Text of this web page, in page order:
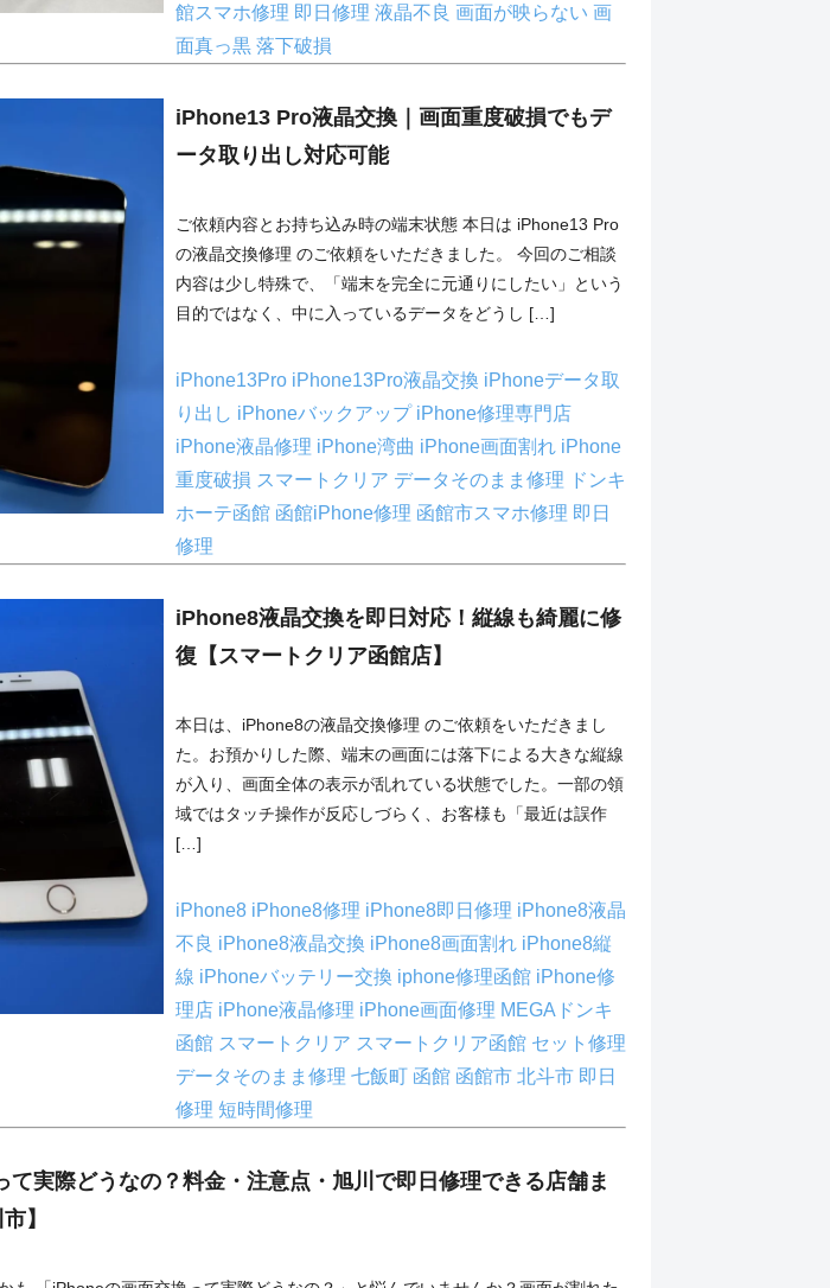
館スマホ修理 即日修理 液晶不良 画面が映らない 画
面真っ黒 落下破損
iPhone13 Pro液晶交換｜画面重度破損でもデ
ータ取り出し対応可能
ご依頼内容とお持ち込み時の端末状態 本日は iPhone13 Pro
の液晶交換修理 のご依頼をいただきました。 今回のご相談
内容は少し特殊で、「端末を完全に元通りにしたい」という
目的ではなく、中に入っているデータをどうし […]
iPhone13Pro iPhone13Pro液晶交換 iPhoneデータ取
り出し iPhoneバックアップ iPhone修理専門店
iPhone液晶修理 iPhone湾曲 iPhone画面割れ iPhone
重度破損 スマートクリア データそのまま修理
ドンキ
ホーテ函館 函館iPhone修理 函館市スマホ修理 即日
修理
iPhone8液晶交換を即日対応！縦線も綺麗に修
復【スマートクリア函館店】
本日は、iPhone8の液晶交換修理 のご依頼をいただきまし
た。お預かりした際、端末の画面には落下による大きな縦線
が入り、画面全体の表示が乱れている状態でした。一部の領
域ではタッチ操作が反応しづらく、お客様も「最近は誤作
[…]
iPhone8 iPhone8修理 iPhone8即日修理 iPhone8液晶
不良 iPhone8液晶交換 iPhone8画面割れ iPhone8縦
線 iPhoneバッテリー交換 iphone修理函館 iPhone修
理店 iPhone液晶修理 iPhone画面修理 MEGAドンキ
函館 スマートクリア スマートクリア函館 セット修理
データそのまま修理 七飯町 函館 函館市 北斗市 即日
修理 短時間修理
実際どうなの？料金・注意点・旭川で即日修理できる店舗ま
】